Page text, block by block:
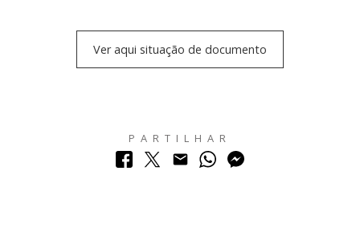
Ver aqui situação de documento
PARTILHAR